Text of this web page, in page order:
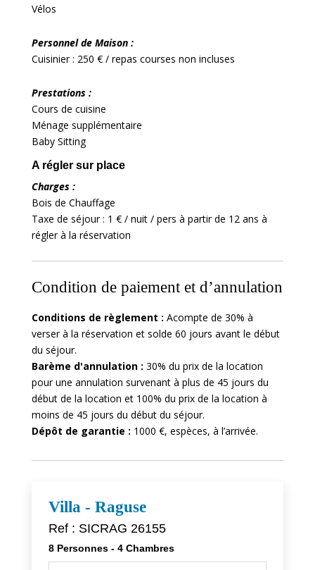
Vélos
Personnel de Maison :
Cuisinier : 250 € / repas courses non incluses
Prestations :
Cours de cuisine
Ménage supplémentaire
Baby Sitting
A régler sur place
Charges :
Bois de Chauffage
Taxe de séjour : 1 € / nuit / pers à partir de 12 ans à
régler à la réservation
Condition de paiement et d’annulation
Conditions de règlement : Acompte de 30% à
verser à la réservation et solde 60 jours avant le début
du séjour.
Barème d'annulation : 30% du prix de la location
pour une annulation survenant à plus de 45 jours du
début de la location et 100% du prix de la location à
moins de 45 jours du début du séjour.
Dépôt de garantie : 1000 €, espèces, à l’arrivée.
Villa - Raguse
Ref : SICRAG 26155
8 Personnes - 4 Chambres